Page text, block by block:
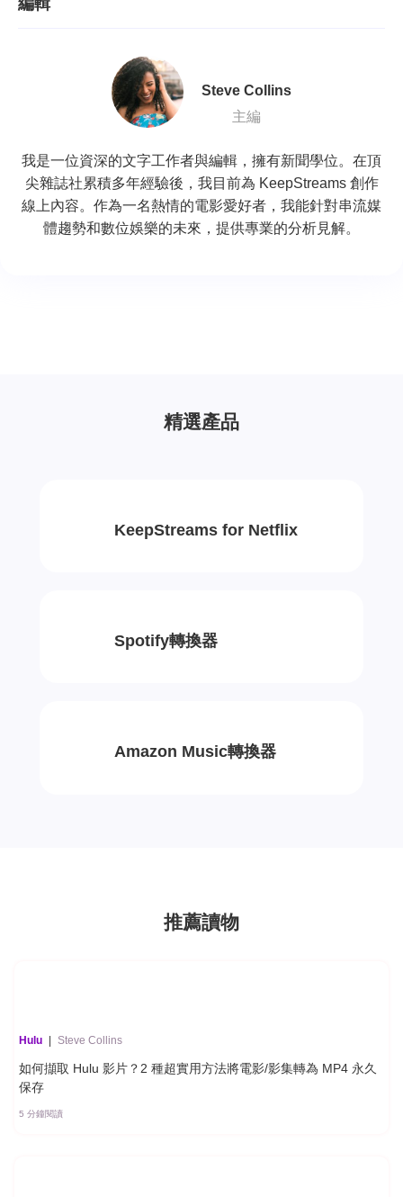
編輯
Steve Collins
主編
我是一位資深的文字工作者與編輯，擁有新聞學位。在頂
尖雜誌社累積多年經驗後，我目前為 KeepStreams 創作
線上內容。作為一名熱情的電影愛好者，我能針對串流媒
體趨勢和數位娛樂的未來，提供專業的分析見解。
精選產品
KeepStreams for Netflix
Spotify轉換器
Amazon Music轉換器
推薦讀物
Hulu | Steve Collins
如何擷取 Hulu 影片？2 種超實用方法將電影/影集轉為 MP4 永久
保存
5 分鐘閱讀